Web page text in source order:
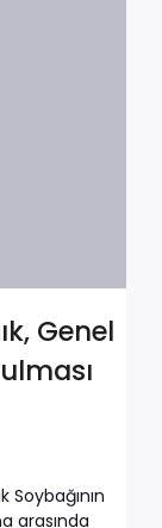
Genel
Soybağının
arasında